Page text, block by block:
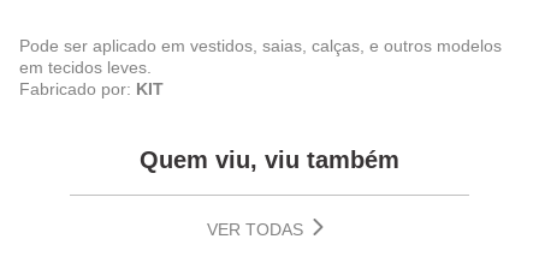
Pode ser aplicado em vestidos, saias, calças, e outros modelos
em tecidos leves.
Fabricado por: KIT
Quem viu, viu também
VER TODAS